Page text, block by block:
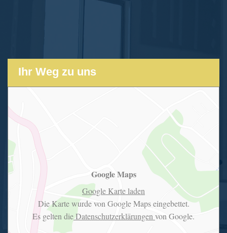
Ihr Weg zu uns
Google Maps
Google Karte laden
Die Karte wurde von Google Maps eingebettet.
Es gelten dieDatenschutzerklärungenvon Google.